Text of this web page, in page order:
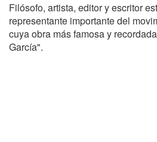
Filósofo, artista, editor y escritor
representante importante del
cuya obra más famosa y
García".